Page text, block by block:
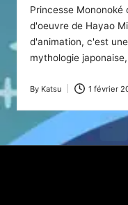
Princesse
d'oeuvre de Hayao
d'animation, c'est
mythologie japonaise,
Posted
by
By Katsu 1 février